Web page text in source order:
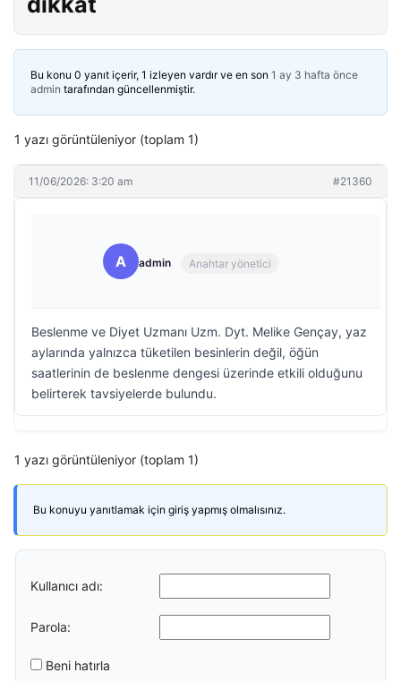
Bu konu 0 yanıt içerir, 1 izleyen vardır ve en son 1 ay 3 hafta önce
admin tarafından güncellenmiştir.
1 yazı görüntüleniyor (toplam 1)
11/06/2026: 3:20 am #21360
A admin Anahtar yönetici
Beslenme ve Diyet Uzmanı Uzm. Dyt. Melike Gençay, yaz
aylarında yalnızca tüketilen besinlerin değil, öğün
saatlerinin de beslenme dengesi üzerinde etkili olduğunu
belirterek tavsiyelerde bulundu.
1 yazı görüntüleniyor (toplam 1)
Bu konuyu yanıtlamak için giriş yapmış olmalısınız.
Kullanıcı adı:
Parola:
Beni hatırla